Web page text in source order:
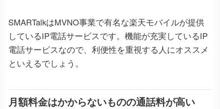
SMARTalkはMVNO事業で有名な楽天モバイルが提供
しているIP電話サービスです。機能が充実しているIP
電話サービスなので、利便性を重視する人にオススメ
といえるでしょう。
月額料金はかからないものの通話料が高い